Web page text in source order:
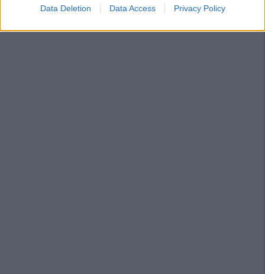
Data Deletion Data Access Privacy Policy